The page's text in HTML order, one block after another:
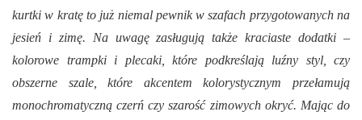
kurtki w kratę to już niemal pewnik w szafach przygotowanych na
jesień i zimę. Na uwagę zasługują także kraciaste dodatki –
kolorowe trampki i plecaki, które podkreślają luźny styl, czy
obszerne szale, które akcentem kolorystycznym przełamują
monochromatyczną czerń czy szarość zimowych okryć. Mając do